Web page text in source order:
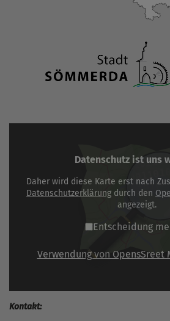
Datenschutz ist uns
Daher wird diese Karte erst nach
Datenschutzerklärung durch den
angezeigt.
Entscheidung
Verwendung von OpensSreet
Kontakt: